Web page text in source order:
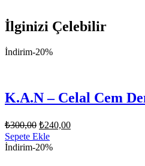
İlginizi Çelebilir
İndirim-20%
K.A.N – Celal Cem
₺300,00 Orijinal
fiyat:
₺300,00.
₺240,00Şu
Sepete Ekle
İndirim-20%